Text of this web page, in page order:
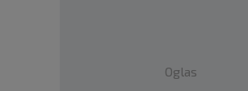
Oglas